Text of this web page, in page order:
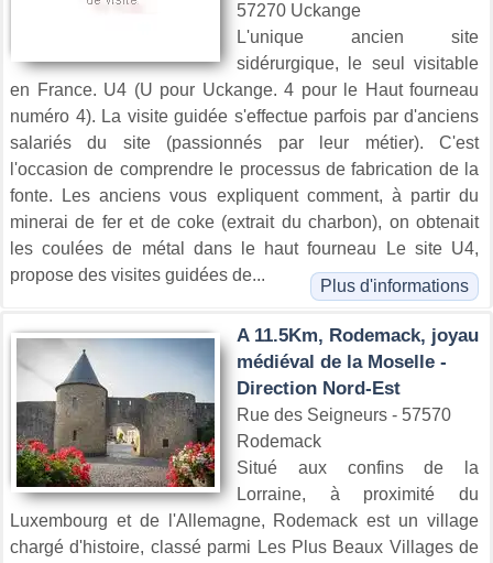
57270 Uckange
L'unique ancien site
sidérurgique, le seul visitable
en France. U4 (U pour Uckange. 4 pour le Haut fourneau
numéro 4). La visite guidée s'effectue parfois par d'anciens
salariés du site (passionnés par leur métier). C'est
l'occasion de comprendre le processus de fabrication de la
fonte. Les anciens vous expliquent comment, à partir du
minerai de fer et de coke (extrait du charbon), on obtenait
les coulées de métal dans le haut fourneau Le site U4,
propose des visites guidées de...
Plus d'informations
A 11.5Km, Rodemack, joyau
médiéval de la Moselle -
Direction Nord-Est
Rue des Seigneurs - 57570
Rodemack
Situé aux confins de la
Lorraine, à proximité du
Luxembourg et de l'Allemagne, Rodemack est un village
chargé d'histoire, classé parmi Les Plus Beaux Villages de